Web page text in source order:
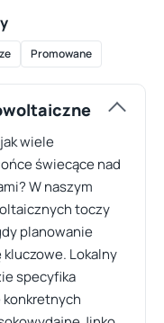
Promowane
wiele
świecące nad
W naszym
toczy
planowanie
Lokalny
specyfika